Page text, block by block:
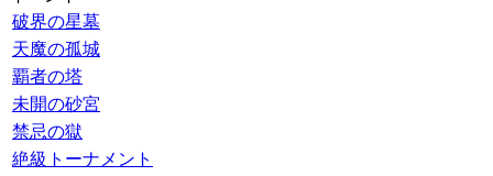
破界の星墓
天魔の孤城
覇者の塔
未開の砂宮
禁忌の獄
絶級トーナメント